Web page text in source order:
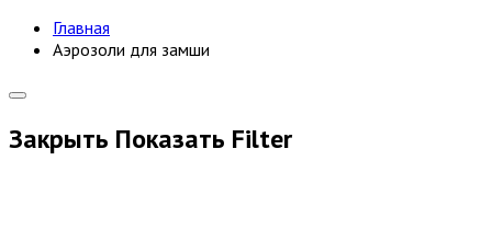
Главная
Аэрозоли для замши
Закрыть Показать Filter